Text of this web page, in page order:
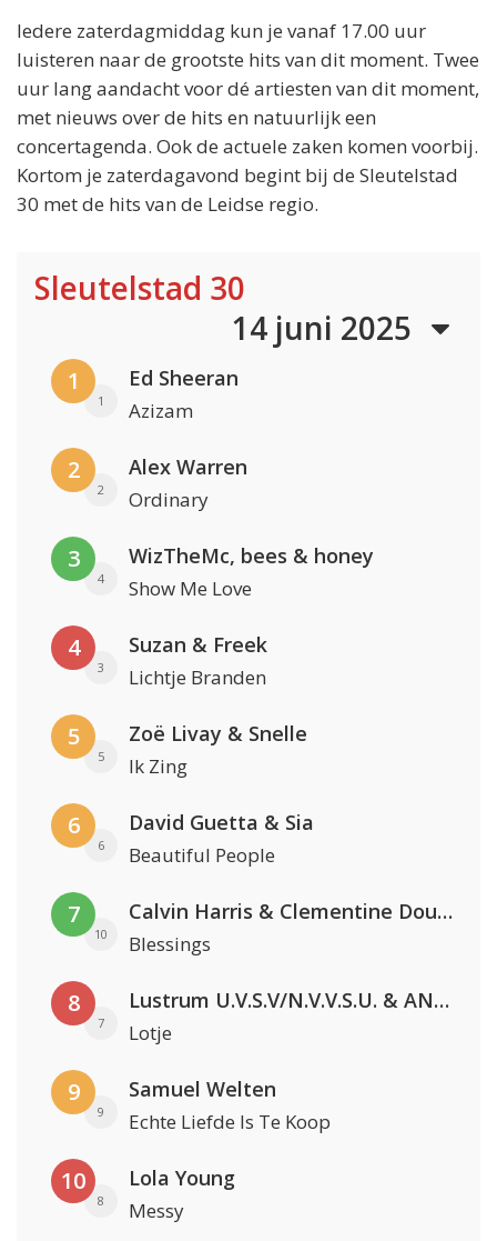
Iedere zaterdagmiddag kun je vanaf 17.00 uur
luisteren naar de grootste hits van dit moment. Twee
uur lang aandacht voor dé artiesten van dit moment,
met nieuws over de hits en natuurlijk een
concertagenda. Ook de actuele zaken komen voorbij.
Kortom je zaterdagavond begint bij de Sleutelstad
30 met de hits van de Leidse regio.
Sleutelstad 30
14 juni 2025
1
1
Ed Sheeran
Azizam
2
2
Alex Warren
Ordinary
3
4
WizTheMc, bees & honey
Show Me Love
4
3
Suzan & Freek
Lichtje Branden
5
5
Zoë Livay & Snelle
Ik Zing
6
6
David Guetta & Sia
Beautiful People
7
10
Calvin Harris & Clementine Douglas
Blessings
8
7
Lustrum U.V.S.V/N.V.V.S.U. & ANNO ONS & Jopke van Dobbenburgh & Roeland Beelen
Lotje
9
9
Samuel Welten
Echte Liefde Is Te Koop
10
8
Lola Young
Messy